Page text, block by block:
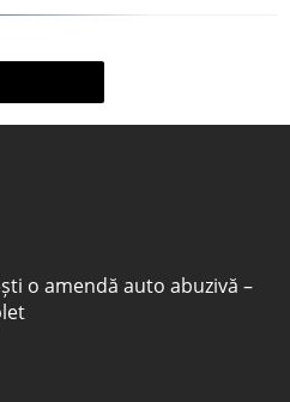
o amendă auto abuzivă –